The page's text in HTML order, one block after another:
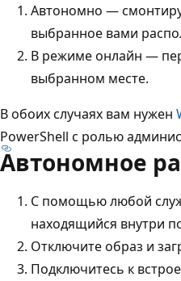
Автономно —
выбранное вами
В режиме онлайн —
выбранном месте.
В обоих случаях вам нужен
PowerShell с ролью
Автономное
С помощью любой
находящийся внутри
Отключите образ и
Подключитесь к